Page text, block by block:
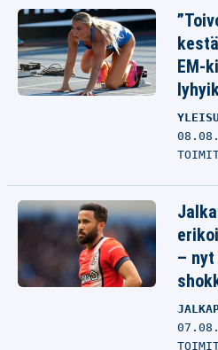
EM-
–